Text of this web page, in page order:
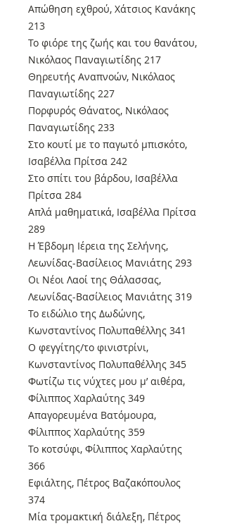
Απώθηση εχθρού, Χάτσιος Κανάκης
213
Το φιόρε της ζωής και του θανάτου,
Νικόλαος Παναγιωτίδης 217
Θηρευτής Αναπνοών, Νικόλαος
Παναγιωτίδης 227
Πορφυρός Θάνατος, Νικόλαος
Παναγιωτίδης 233
Στο κουτί με το παγωτό μπισκότο,
Ισαβέλλα Πρίτσα 242
Στο σπίτι του βάρδου, Ισαβέλλα
Πρίτσα 284
Απλά μαθηματικά, Ισαβέλλα Πρίτσα
289
Η Έβδομη Ιέρεια της Σελήνης,
Λεωνίδας-Βασίλειος Μανιάτης 293
Οι Νέοι Λαοί της Θάλασσας,
Λεωνίδας-Βασίλειος Μανιάτης 319
Το ειδώλιο της Δωδώνης,
Κωνσταντίνος Πολυπαθέλλης 341
Ο φεγγίτης/το φινιστρίνι,
Κωνσταντίνος Πολυπαθέλλης 345
Φωτίζω τις νύχτες μου μ’ αιθέρα,
Φίλιππος Χαρλαύτης 349
Απαγορευμένα Βατόμουρα,
Φίλιππος Χαρλαύτης 359
Το κοτσύφι, Φίλιππος Χαρλαύτης
366
Εφιάλτης, Πέτρος Βαζακόπουλος
374
Μία τρομακτική διάλεξη, Πέτρος